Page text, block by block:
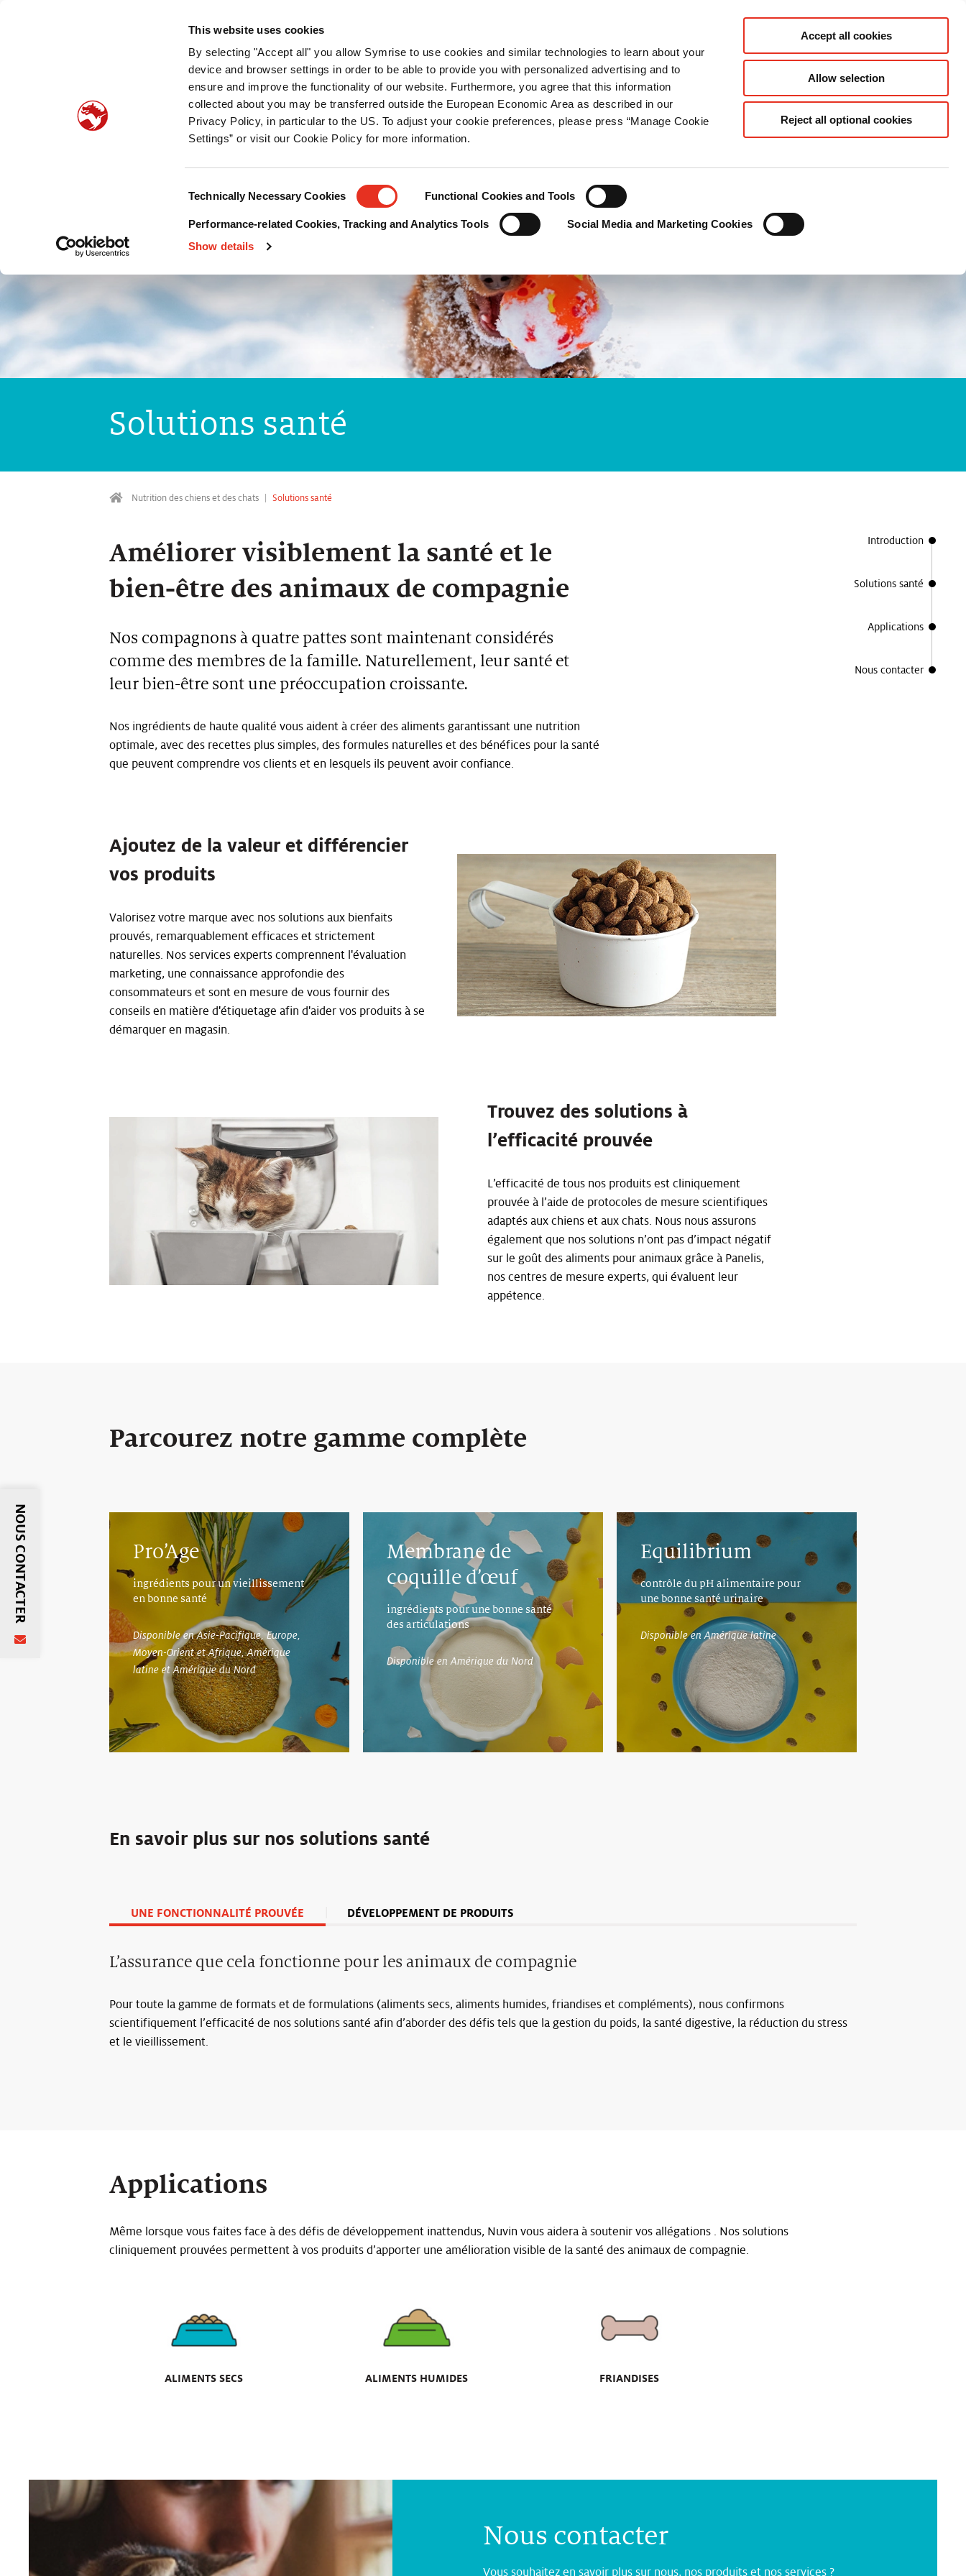
This website uses cookies
By selecting "Accept all" you allow Symrise to use cookies and similar technologies to learn about your
device and browser settings in order to be able to provide you with personalized advertising and to
ensure and improve the functionality of our website. Furthermore, you agree that this information
collected about you may be transferred outside the European Economic Area as described in our
Privacy Policy, in particular to the US. To adjust your cookie preferences, please press “Manage Cookie
Settings” or visit our Cookie Policy for more information.
Selection
Technically Necessary Cookies Functional Cookies and Tools
Performance-related Cookies, Tracking and Analytics Tools
Social Media and Marketing Cookies
Show details
Accept all cookies
Allow selection
Reject all optional cookies
Nutrition des chiens et des chats Protection des aliments
FR
Solutions santé
Nutrition des chiens et des chats Solutions santé
Améliorer visiblement la santé et le
bien-être des animaux de compagnie
Nos compagnons à quatre pattes sont maintenant considérés
comme des membres de la famille. Naturellement, leur santé et
leur bien-être sont une préoccupation croissante.
Nos ingrédients de haute qualité vous aident à créer des aliments garantissant une nutrition
optimale, avec des recettes plus simples, des formules naturelles et des bénéfices pour la santé
que peuvent comprendre vos clients et en lesquels ils peuvent avoir confiance.
Ajoutez de la valeur et différencier
vos produits
Valorisez votre marque avec nos solutions aux bienfaits
prouvés, remarquablement efficaces et strictement
naturelles. Nos services experts comprennent l'évaluation
marketing, une connaissance approfondie des
consommateurs et sont en mesure de vous fournir des
conseils en matière d'étiquetage afin d'aider vos produits à se
démarquer en magasin.
Trouvez des solutions à
l’efficacité prouvée
L’efficacité de tous nos produits est cliniquement
prouvée à l’aide de protocoles de mesure scientifiques
adaptés aux chiens et aux chats. Nous nous assurons
également que nos solutions n’ont pas d’impact négatif
sur le goût des aliments pour animaux grâce à Panelis,
nos centres de mesure experts, qui évaluent leur
appétence.
Parcourez notre gamme complète
Pro’Age
ingrédients pour un vieillissement
en bonne santé
Disponible en Asie-Pacifique, Europe,
Moyen-Orient et Afrique, Amérique
latine et Amérique du Nord
Membrane de
coquille d’œuf
ingrédients pour une bonne santé
des articulations
Disponible en Amérique du Nord
Equilibrium
contrôle du pH alimentaire pour
une bonne santé urinaire
Disponible en Amérique latine
En savoir plus sur nos solutions santé
UNE FONCTIONNALITÉ PROUVÉE DÉVELOPPEMENT DE PRODUITS
L’assurance que cela fonctionne pour les animaux de compagnie
Pour toute la gamme de formats et de formulations (aliments secs, aliments humides, friandises et compléments), nous confirmons
scientifiquement l’efficacité de nos solutions santé afin d’aborder des défis tels que la gestion du poids, la santé digestive, la réduction du stress
et le vieillissement.
Applications
Même lorsque vous faites face à des défis de développement inattendus, Nuvin vous aidera à soutenir vos allégations . Nos solutions
cliniquement prouvées permettent à vos produits d’apporter une amélioration visible de la santé des animaux de compagnie.
ALIMENTS SECS ALIMENTS HUMIDES FRIANDISES
Nous contacter
Vous souhaitez en savoir plus sur nous, nos produits et nos services ?
NOUS CONTACTER